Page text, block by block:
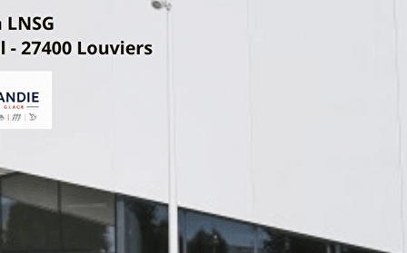
Exporter les lignes sélectionnées
Exporter toutes les colonnes
Exporter uniquement les colonnes affichées
<
>
ARTICLES 2023.2024
?>
Images de la page d'accueil